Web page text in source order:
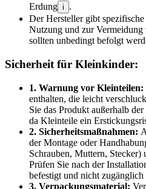
Erdung i
.
Der Hersteller gibt
Nutzung und zur Vermeidung
sollten unbedingt befolgt
Sicherheit für Kleinkinder:
1. Warnung vor Kleinteilen:
enthalten, die leicht
Sie das Produkt außerhalb
da Kleinteile ein
2. Sicherheitsmaßnahmen:
der Montage oder
Schrauben, Muttern, Stecker)
Prüfen Sie nach der
befestigt und nicht
3. Verpackungsmaterial: